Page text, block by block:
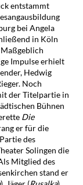
entstammt
bei Angela
in Köln
Impulse erhielt
Hedwig
Noch
der Titelpartie in
Bühnen
Die
er für die
des
Solingen die
Mitglied des
stand er